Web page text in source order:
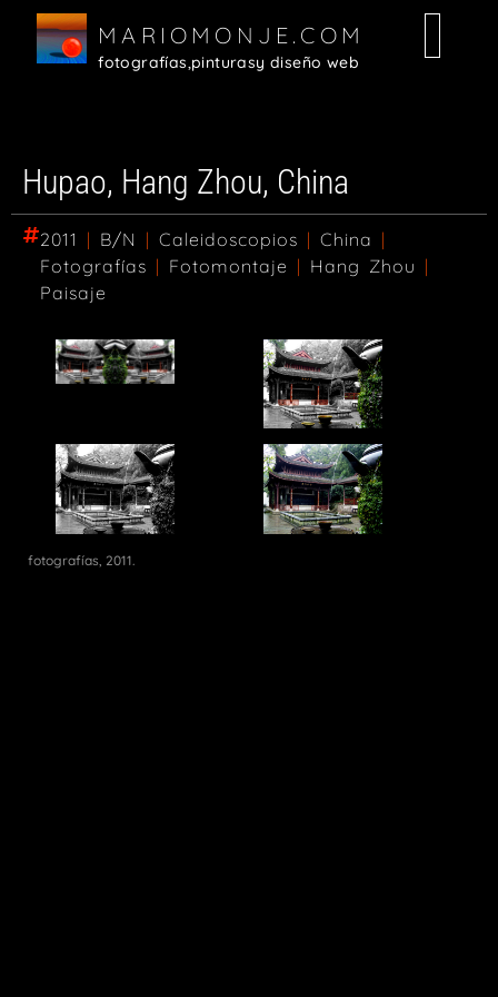
MARIOMONJE.COM
fotografías,pinturasy diseño web
Hupao, Hang Zhou, China
2011 | B/N | Caleidoscopios | China |
Fotografías | Fotomontaje | Hang Zhou |
Paisaje
fotografías, 2011.